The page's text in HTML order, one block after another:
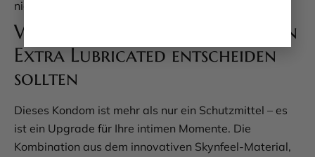
nicht verlieren.
Warum Sie sich für Manix Skyn
Extra Lubricated entscheiden
sollten
Dieses Kondom ist mehr als nur ein Schutzmittel – es
ist ein Upgrade für Ihre intimen Momente. Die
Kombination aus dem innovativen Skynfeel-Material,